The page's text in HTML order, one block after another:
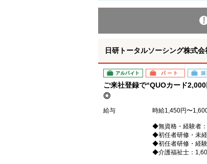
日研トータルソーシング株式
アルバイト パート 派遣
ご来社登録で“QUOカード
◎
給与 時給1,450円〜
◆無資格・経験者
◆初任者研修・未
◆初任者研修・経
◆介護福祉士：